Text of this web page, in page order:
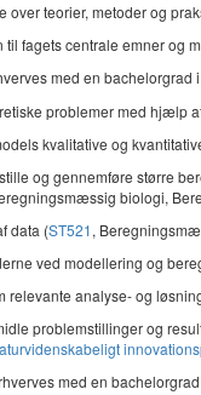
over teorier, metoder og
til fagets centrale emner
med en bachelorgrad
problemer med hjælp
kvalitative og
og gennemføre større
biologi,
data (ST521,
ved modellering og
analyse- og
problemstillinger og
med en